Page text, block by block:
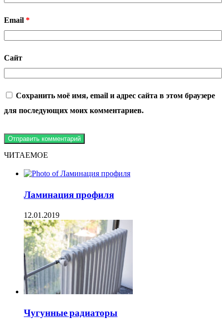
Email *
Сайт
Сохранить моё имя, email и адрес сайта в этом браузере
для последующих моих комментариев.
ЧИТАЕМОЕ
Ламинация профиля
12.01.2019
Чугунные радиаторы